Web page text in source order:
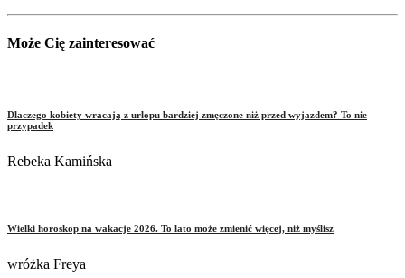
Może Cię zainteresować
Dlaczego kobiety wracają z urlopu bardziej zmęczone niż przed wyjazdem? To nie
przypadek
Rebeka Kamińska
Wielki horoskop na wakacje 2026. To lato może zmienić więcej, niż myślisz
wróżka Freya